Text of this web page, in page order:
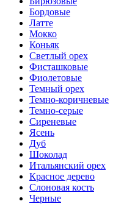
Бордовые
Латте
Мокко
Коньяк
Светлый орех
Фисташковые
Фиолетовые
Темный орех
Темно-коричневые
Темно-серые
Сиреневые
Ясень
Дуб
Шоколад
Итальянский орех
Красное дерево
Слоновая кость
Черные